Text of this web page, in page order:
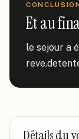
Et au
le sejour a
Détails du